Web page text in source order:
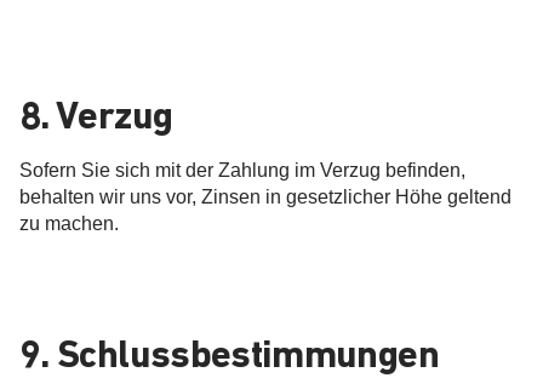
8. Verzug
Sofern Sie sich mit der Zahlung im Verzug befinden,
behalten wir uns vor, Zinsen in gesetzlicher Höhe geltend
zu machen.
9. Schlussbestimmungen